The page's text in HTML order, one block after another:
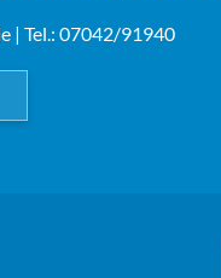
| Tel.: 07042/91940